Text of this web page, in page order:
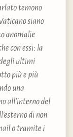
temono
siano
anomalie
con essi: la
ultimi
più e più
una
all’interno del
di non
o tramite i